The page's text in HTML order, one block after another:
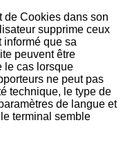
de Cookies dans son
supprime ceux
informé que sa
peuvent être
le cas lorsque
ne peut pas
technique, le type de
de langue et
terminal semble